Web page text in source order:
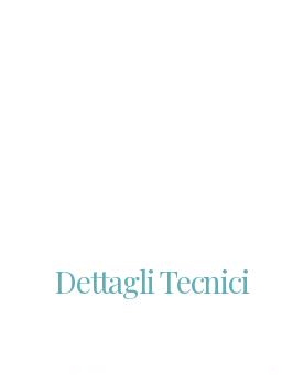
Dettagli Tecnici